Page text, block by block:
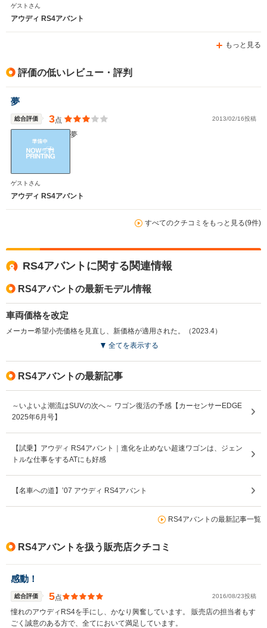
ゲストさん
アウディ RS4アバント
もっと見る
評価の低いレビュー・評判
夢
総合評価 3点 2013/02/16投稿
夢
ゲストさん
アウディ RS4アバント
すべてのクチコミをもっと見る(9件)
RS4アバントに関する関連情報
RS4アバントの最新モデル情報
車両価格を改定
メーカー希望小売価格を見直し、新価格が適用された。（2023.4）
全てを表示する
RS4アバントの最新記事
～いよいよ潮流はSUVの次へ～ ワゴン復活の予感【カーセンサーEDGE
2025年6月号】
【試乗】アウディ RS4アバント｜進化を止めない超速ワゴンは、ジェン
トルな仕事をするATにも好感
【名車への道】’07 アウディ RS4アバント
RS4アバントの最新記事一覧
RS4アバントを扱う販売店クチコミ
感動！
総合評価 5点 2016/08/23投稿
憧れのアウディRS4を手にし、かなり興奮しています。 販売店の担当者もす
ごく誠意のある方で、全てにおいて満足しています。